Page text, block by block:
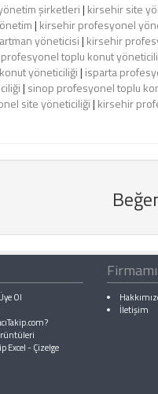
şirketleri| kirsehir site
| kirsehir profesyonel
yöneticisi| kirsehir
toplu konut
yöneticiliği| isparta
| sinop profesyonel toplu
site yöneticiliği| kirsehir
Ol
Excel- Çizelge
İletişim